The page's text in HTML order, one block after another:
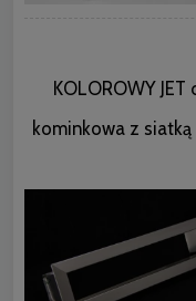
KOLOROWY
kominkowa z